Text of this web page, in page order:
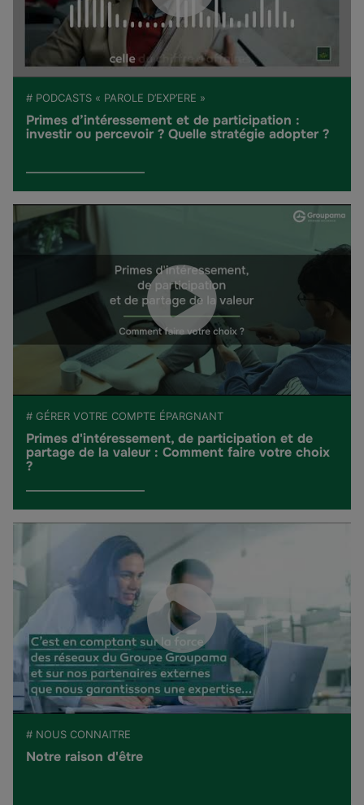
# PODCASTS « PAROLE D’EXP’ERE »
Primes d’intéressement et de participation :
investir ou percevoir ? Quelle stratégie adopter ?
# GÉRER VOTRE COMPTE ÉPARGNANT
Primes d'intéressement, de participation et de
partage de la valeur : Comment faire votre choix
?
# NOUS CONNAITRE
Notre raison d'être